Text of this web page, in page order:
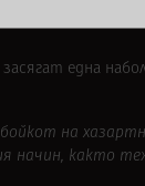
една
на
начин, както